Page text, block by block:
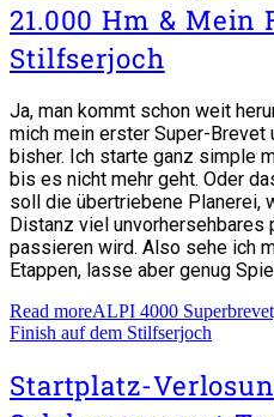
21.000 Hm & Mein
Stilfserjoch
Ja, man kommt schon weit
mich mein erster Super-Brevet
bisher. Ich starte ganz simple
bis es nicht mehr geht. Oder
soll die übertriebene Planerei,
Distanz viel unvorhersehbares
passieren wird. Also sehe ich
Etappen, lasse aber genug
Read moreALPI 4000
Finish auf dem Stilfserjoch
Startplatz-